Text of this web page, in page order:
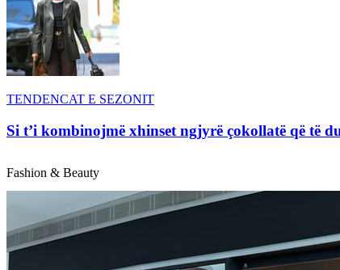
TENDENCAT E SEZONIT
Si t’i kombinojmë xhinset ngjyrë çokollatë që të
Fashion & Beauty